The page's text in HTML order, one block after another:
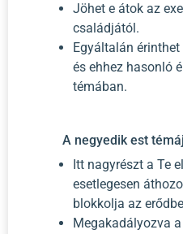
Jöhet e átok az
családjától.
Egyáltalán
és ehhez hasonló
témában.
A negyedik est
Itt nagyrészt a Te
esetlegesen
blokkolja az
Megakadályozva